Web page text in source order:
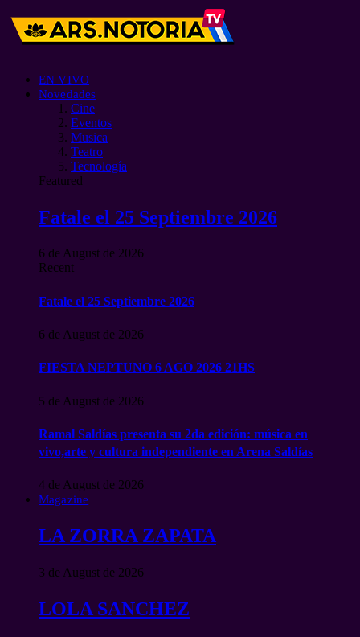
EN VIVO
Novedades
Cine
Eventos
Musica
Teatro
Tecnología
Featured
Fatale el 25 Septiembre 2026
6 de August de 2026
Recent
Fatale el 25 Septiembre 2026
6 de August de 2026
FIESTA NEPTUNO 6 AGO 2026 21HS
5 de August de 2026
Ramal Saldías presenta su 2da edición: música en
vivo,arte y cultura independiente en Arena Saldías
4 de August de 2026
Magazine
LA ZORRA ZAPATA
3 de August de 2026
LOLA SANCHEZ